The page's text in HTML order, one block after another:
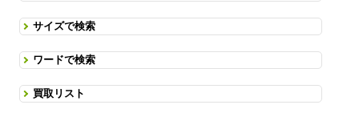
サイズで検索
ワードで検索
買取リスト